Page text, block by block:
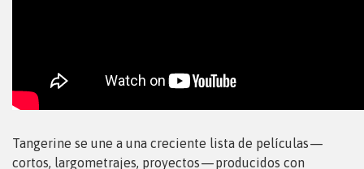
Tangerine se une a una creciente lista de películas —
cortos, largometrajes, proyectos — producidos con